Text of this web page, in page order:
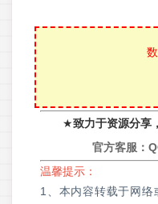
★致力于资源分享，
官方客服：
温馨提示：
1、本内容转载于网